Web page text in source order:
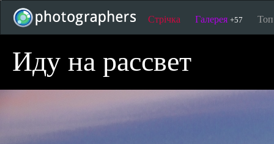
Стрічка Галерея +57
Иду на рассвет